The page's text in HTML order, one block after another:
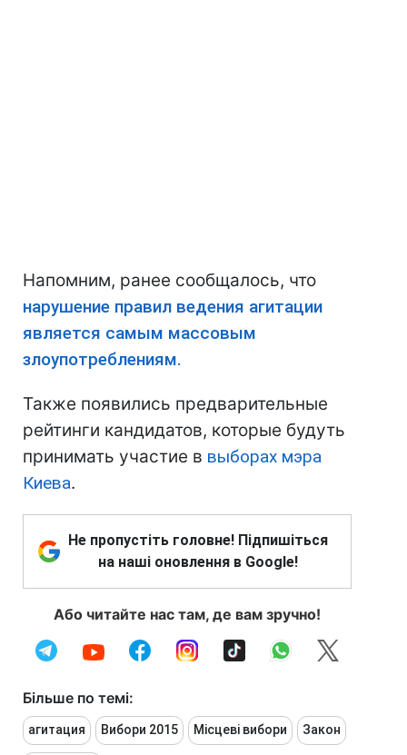
Напомним, ранее сообщалось, что
нарушение правил ведения агитации
является самым массовым
злоупотреблениям.
Также появились предварительные
рейтинги кандидатов, которые будуть
принимать участие в выборах мэра
Киева.
Не пропустіть головне! Підпишіться
на наші оновлення в Google!
Або читайте нас там, де вам зручно!
Більше по темі:
агитация Вибори 2015 Місцеві вибори Закон